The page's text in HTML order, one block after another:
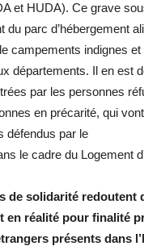
et HUDA). Ce grave
du parc d’hébergement
campements indignes et
départements. Il en est
par les personnes
en précarité, qui
défendus par le
le cadre du Logement
de solidarité redoutent
en réalité pour finalité
présents dans